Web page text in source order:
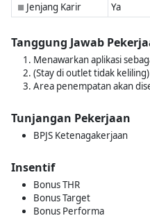
■ Jenjang Karir Ya
Tanggung Jawab
Menawarkan aplikasi
(Stay di outlet tidak keliling)
Area penempatan akan
Tunjangan Pekerjaan
BPJS Ketenagakerjaan
Insentif
Bonus THR
Bonus Target
Bonus Performa